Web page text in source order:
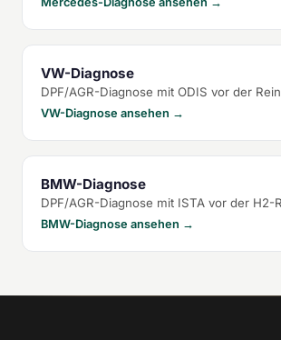
VW-Diagnose
DPF/AGR-Diagnose mit ODIS vor der
VW-Diagnose ansehen →
BMW-Diagnose
DPF/AGR-Diagnose mit ISTA vor der H2-
BMW-Diagnose ansehen →